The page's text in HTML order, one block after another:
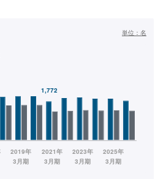
単位： 名